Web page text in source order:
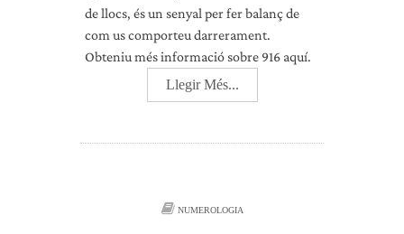
de llocs, és un senyal per fer balanç de
com us comporteu darrerament.
Obteniu més informació sobre 916 aquí.
Llegir Més...
NUMEROLOGIA